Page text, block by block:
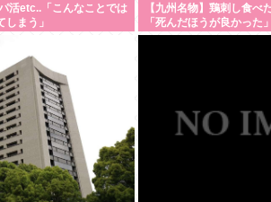
活etc..「こんなことでは
しまう」
【九州名物】鶏刺し食
「死んだほうが良かった」